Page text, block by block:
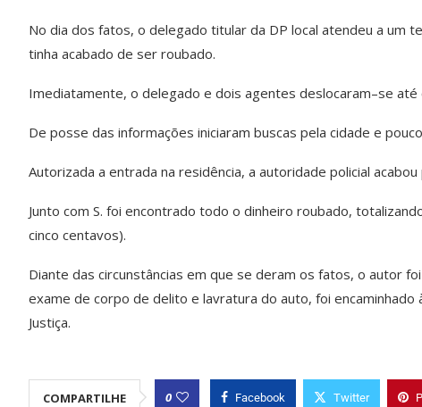
No dia dos fatos, o delegado titular da DP local atendeu a um
tinha acabado de ser roubado.
Imediatamente, o delegado e dois agentes deslocaram–se
De posse das informações iniciaram buscas pela cidade e
Autorizada a entrada na residência, a autoridade policial
Junto com S. foi encontrado todo o dinheiro roubado,
cinco centavos).
Diante das circunstâncias em que se deram os fatos, o autor
exame de corpo de delito e lavratura do auto, foi
Justiça.
COMPARTILHE 0 Facebook Twitter